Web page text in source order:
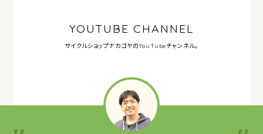
YOUTUBE CHANNEL
サイクルショップナカゴヤのYouTubeチャンネル。